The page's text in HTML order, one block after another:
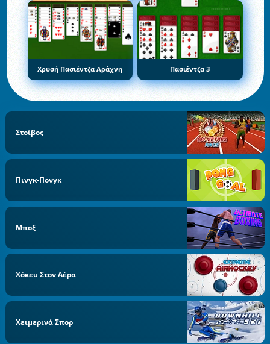
Χρυσή Πασιέντζα Αράχνη Πασιέντζα 3
Στοίβος
Πινγκ-Πονγκ
Μποξ
Χόκευ Στον Αέρα
Χειμερινά Σπορ